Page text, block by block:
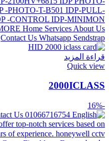
قراءة المزيد
Quick view
2000ICLASS
-16%